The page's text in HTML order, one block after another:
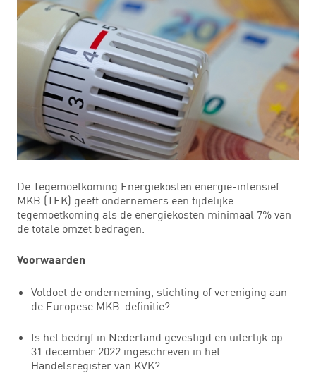
De Tegemoetkoming Energiekosten energie-intensief
MKB (TEK) geeft ondernemers een tijdelijke
tegemoetkoming als de energiekosten minimaal 7% van
de totale omzet bedragen.
Voorwaarden
Voldoet de onderneming, stichting of vereniging aan
de Europese MKB-definitie?
Is het bedrijf in Nederland gevestigd en uiterlijk op
31 december 2022 ingeschreven in het
Handelsregister van KVK?